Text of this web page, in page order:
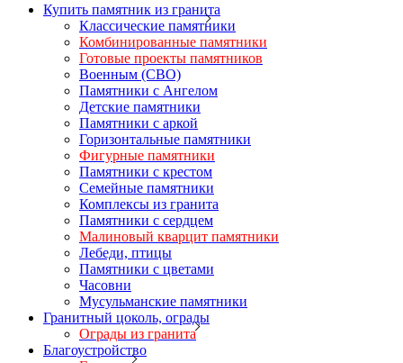
Купить памятник из гранита
Классические памятники
Комбинированные памятники
Готовые проекты памятников
Военным (СВО)
Памятники с Ангелом
Детские памятники
Памятники с аркой
Горизонтальные памятники
Фигурные памятники
Памятники с крестом
Семейные памятники
Комплексы из гранита
Памятники с сердцем
Малиновый кварцит памятники
Лебеди, птицы
Памятники с цветами
Часовни
Мусульманские памятники
Гранитный цоколь, ограды
Ограды из гранита
Благоустройство